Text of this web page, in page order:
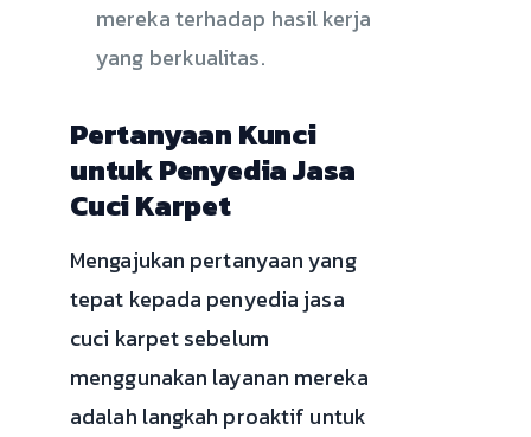
mereka terhadap hasil kerja
yang berkualitas.
Pertanyaan Kunci
untuk Penyedia Jasa
Cuci Karpet
Mengajukan pertanyaan yang
tepat kepada penyedia jasa
cuci karpet sebelum
menggunakan layanan mereka
adalah langkah proaktif untuk